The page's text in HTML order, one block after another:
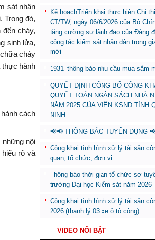
sát nhân
Trong đó,
cháy,
sinh lửa,
cháy
thực hành
cách
những nội
hiểu rõ và
Kế hoạchTriển khai thực hiện Chỉ
CT/TW, ngày 06/6/2026 của Bộ
tăng cường sự lãnh đạo của Đảng
công tác kiểm sát nhân dân trong
mới
1931_thông báo nhu cầu mua sắm
QUYẾT ĐỊNH CÔNG BỐ CÔNG
QUYẾT TOÁN NGÂN SÁCH NHÀ
NĂM 2025 CỦA VIỆN KSND TỈNH
NINH
📢📢 THÔNG BÁO TUYỂN DỤNG
Công khai tình hình xử lý tài sản
quan, tổ chức, đơn vị
Thông báo thời gian tổ chức sơ
trường Đại học Kiểm sát năm 2026
Công khai tình hình xử lý tài sản
2026 (thanh lý 03 xe ô tô công)
VIDEO NỔI BẬT